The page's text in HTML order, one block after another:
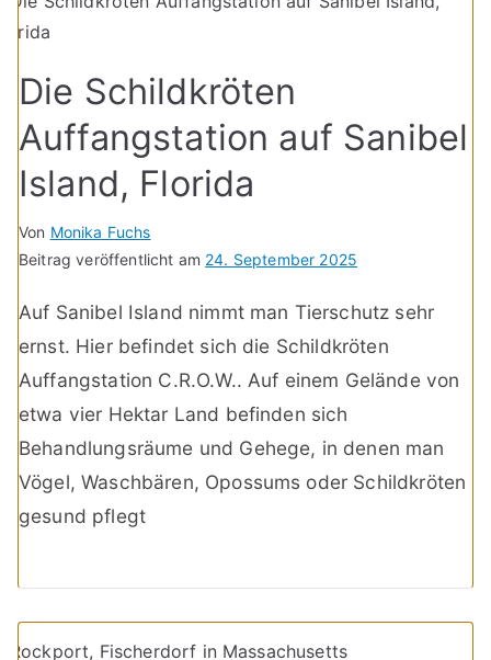
Die Schildkröten
Auffangstation auf Sanibel
Island, Florida
Von Monika Fuchs
Beitrag veröffentlicht am 24. September 2025
Auf Sanibel Island nimmt man Tierschutz sehr
ernst. Hier befindet sich die Schildkröten
Auffangstation C.R.O.W.. Auf einem Gelände von
etwa vier Hektar Land befinden sich
Behandlungsräume und Gehege, in denen man
Vögel, Waschbären, Opossums oder Schildkröten
gesund pflegt